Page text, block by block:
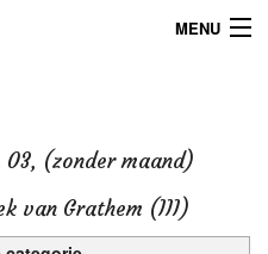
MENU
03, (zonder maand)
van Grathem (III)